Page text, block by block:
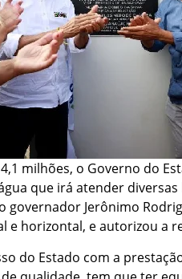
milhões, o Governo do
que irá atender
governador Jerônimo
e horizontal, e autorizou a
do Estado com a